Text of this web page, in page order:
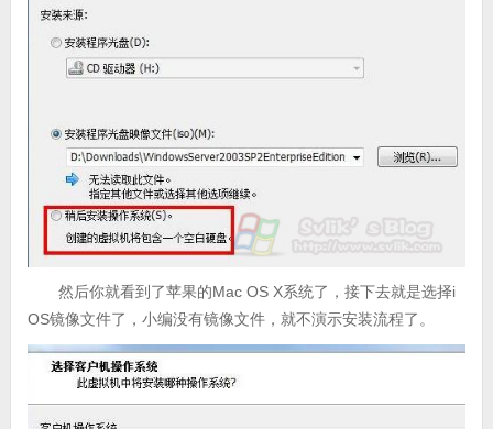
然后你就看到了苹果的Mac OS X系统了，接下去就是选择i
OS镜像文件了，小编没有镜像文件，就不演示安装流程了。